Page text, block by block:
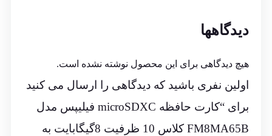
دیدگاهها
هیچ دیدگاهی برای این محصول نوشته نشده است.
اولین نفری باشید که دیدگاهی را ارسال می کنید
برای “کارت حافظه‌ microSDXC فیلیپس مدل
FM8MA65B کلاس 10 ظرفیت 8گیگابایت به